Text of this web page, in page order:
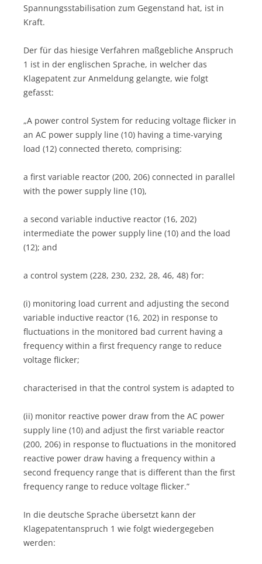
Spannungsstabilisation zum Gegenstand hat, ist in
Kraft.
Der für das hiesige Verfahren maßgebliche Anspruch
1 ist in der englischen Sprache, in welcher das
Klagepatent zur Anmeldung gelangte, wie folgt
gefasst:
„A power control System for reducing voltage flicker in
an AC power supply line (10) having a time-varying
load (12) connected thereto, comprising:
a first variable reactor (200, 206) connected in parallel
with the power supply line (10),
a second variable inductive reactor (16, 202)
intermediate the power supply line (10) and the load
(12); and
a control system (228, 230, 232, 28, 46, 48) for:
(i) monitoring load current and adjusting the second
variable inductive reactor (16, 202) in response to
fluctuations in the monitored bad current having a
frequency within a first frequency range to reduce
voltage flicker;
characterised in that the control system is adapted to
(ii) monitor reactive power draw from the AC power
supply line (10) and adjust the first variable reactor
(200, 206) in response to fluctuations in the monitored
reactive power draw having a frequency within a
second frequency range that is different than the first
frequency range to reduce voltage flicker.”
In die deutsche Sprache übersetzt kann der
Klagepatentanspruch 1 wie folgt wiedergegeben
werden: